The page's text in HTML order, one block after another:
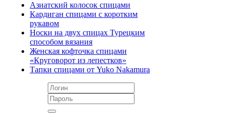
Азиатский колосок спицами
Кардиган спицами с коротким
рукавом
Носки на двух спицах Турецким
способом вязания
Женская кофточка спицами
«Круговорот из лепестков»
Тапки спицами от Yuko Nakamura